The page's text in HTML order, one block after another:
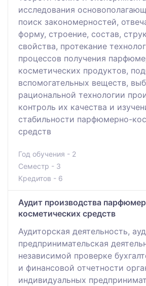
исследования
поиск закономерностей,
форму, строение, состав,
свойства, протекание
процессов получения
косметических продуктов,
вспомогательных веществ,
рациональной технологии
контроль их качества и
стабильности парфюмерно-
средств
Год обучения - 2
Семестр - 3
Кредитов - 6
Аудит производства
косметических средств
Аудиторская деятельность,
предпринимательская
независимой проверке
и финансовой отчетности
индивидуальных